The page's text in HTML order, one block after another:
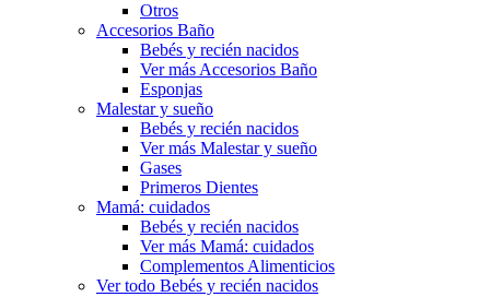
Otros
Accesorios Baño
Bebés y recién nacidos
Ver más Accesorios Baño
Esponjas
Malestar y sueño
Bebés y recién nacidos
Ver más Malestar y sueño
Gases
Primeros Dientes
Mamá: cuidados
Bebés y recién nacidos
Ver más Mamá: cuidados
Complementos Alimenticios
Ver todo Bebés y recién nacidos